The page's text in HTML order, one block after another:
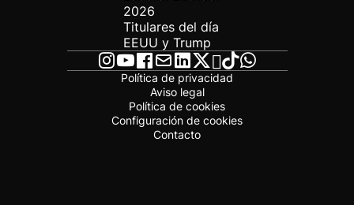
2026
Titulares del día
EEUU y Trump
Política de privacidad
Aviso legal
Política de cookies
Configuración de cookies
Contacto